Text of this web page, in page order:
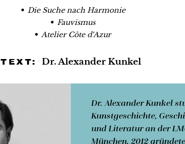
Die Suche nach Harmonie
Fauvismus
Atelier Côte d‘Azur
TEXT: Dr. Alexander Kunkel
Dr. Alexander Kunkel
Kunstgeschichte,
und Literatur an der
München. 2012